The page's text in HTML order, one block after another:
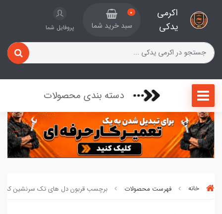
اکرمی
یدکی
0
سبد خرید شما پروفایل شما
دسته بندی محصولات
خانه فهرست محصولات برچسب قربون دل های تک سرنشین کد 396